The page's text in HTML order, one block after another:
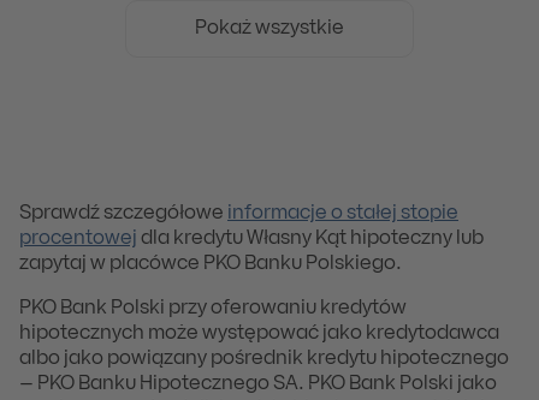
Pokaż wszystkie
Sprawdź szczegółowe
informacje o stałej stopie
procentowej dla kredytu Własny Kąt hipoteczny lub
zapytaj w placówce PKO Banku Polskiego.
PKO Bank Polski przy oferowaniu kredytów
hipotecznych może występować jako kredytodawca
albo jako powiązany pośrednik kredytu hipotecznego
– PKO Banku Hipotecznego SA. PKO Bank Polski jako